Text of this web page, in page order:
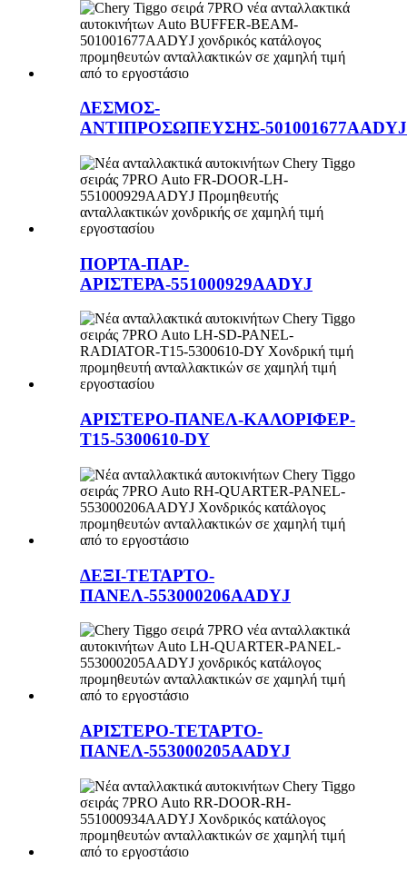
ΔΕΣΜΟΣ-
ΑΝΤΙΠΡΟΣΩΠΕΥΣΗΣ-501001677AADYJ
ΠΟΡΤΑ-ΠΑΡ-
ΑΡΙΣΤΕΡΑ-551000929AADYJ
ΑΡΙΣΤΕΡΟ-ΠΑΝΕΛ-ΚΑΛΟΡΙΦΕΡ-
T15-5300610-DY
ΔΕΞΙ-ΤΕΤΑΡΤΟ-
ΠΑΝΕΛ-553000206AADYJ
ΑΡΙΣΤΕΡΟ-ΤΕΤΑΡΤΟ-
ΠΑΝΕΛ-553000205AADYJ